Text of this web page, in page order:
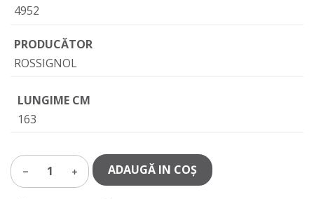
4952
PRODUCĂTOR
ROSSIGNOL
LUNGIME CM
163
1 ADAUGĂ IN COŞ